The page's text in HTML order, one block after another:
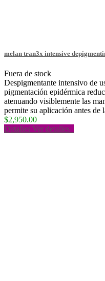
melan tran3x intensive
Fuera de stock
Despigmentante intensivo de
pigmentación epidérmica
atenuando visiblemente las
permite su aplicación antes de
$2,950.00
Detalles Ver detalles